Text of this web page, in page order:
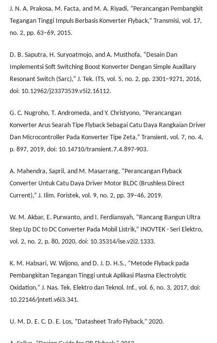
J. N. A. Prakosa, M. Facta, and M. A. Riyadi, “Perancangan Pembangkit
Tegangan Tinggi Impuls Berbasis Konverter Flyback,” Transmisi, vol. 17,
no. 2, pp. 63–69, 2015.
D. B. Saputra, H. Suryoatmojo, and A. Musthofa, “Desain Dan
Implementsi Soft Switching Boost Konverter Dengan Simple Auxillary
Resonant Switch (Sarc),” J. Tek. ITS, vol. 5, no. 2, pp. 2301–9271, 2016,
doi: 10.12962/j23373539.v5i2.16112.
G. C. Nugroho, T. Andromeda, and Y. Christyono, “Perancangan
Konverter Arus Searah Tipe Flyback Sebagai Catu Daya Rangkaian Driver
Dan Microcontroller Pada Konverter Tipe Zeta,” Transient, vol. 7, no. 4,
p. 897, 2019, doi: 10.14710/transient.7.4.897-903.
A. Mahendra, Sapril, and M. Masarrang, “Perancangan Flyback
Converter Untuk Catu Daya Driver Motor BLDC (Brushless Direct
Current),” J. Ilim. Foristek, vol. 9, no. 2, pp. 39–46, 2019.
W. M. Akbar, E. Purwanto, and I. Ferdiansyah, “Rancang Bangun Ultra
Step Up DC to DC Converter Pada Mobil Listrik,” INOVTEK - Seri Elektro,
vol. 2, no. 2, p. 80, 2020, doi: 10.35314/ise.v2i2.1333.
K. M. Habsari, W. Wijono, and D. J. D. H.S., “Metode Flyback pada
Pembangkitan Tegangan Tinggi untuk Aplikasi Plasma Electrolytic
Oxidation,” J. Nas. Tek. Elektro dan Teknol. Inf., vol. 6, no. 3, 2017, doi:
10.22146/jnteti.v6i3.341.
U. M. D. E. C. D. E. Los, “Datasheet Trafo Flyback,” 2020.